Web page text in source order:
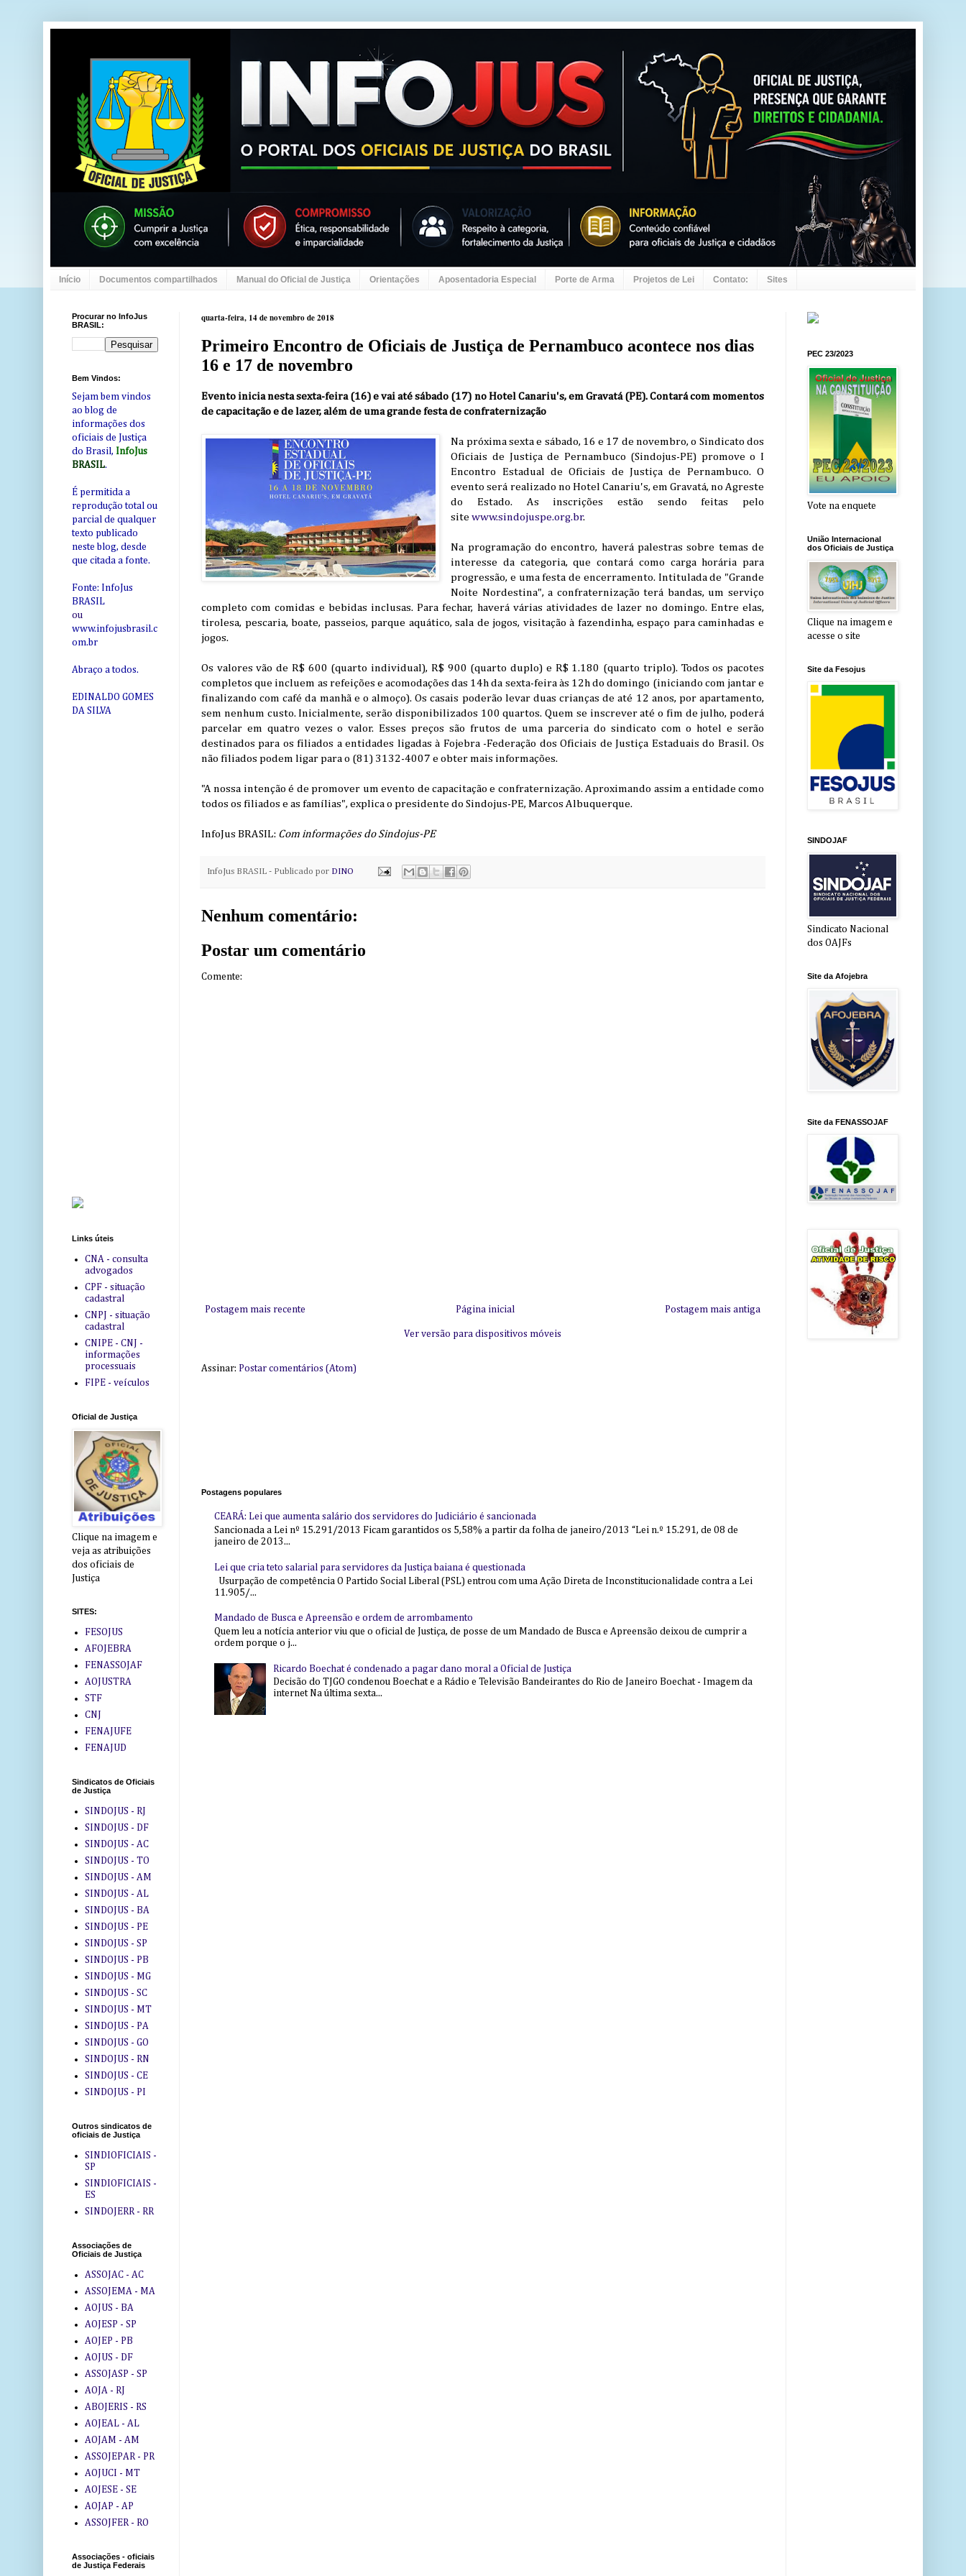
Início Documentos compartilhados Manual do Oficial de Justiça Orientações Aposentadoria Especial Porte de Arma Projetos de Lei Contato: Sites
quarta-feira, 14 de novembro de 2018
Primeiro Encontro de Oficiais de Justiça de Pernambuco acontece nos dias
16 e 17 de novembro
Evento inicia nesta sexta-feira (16) e vai até sábado (17) no Hotel Canariu's, em Gravatá (PE). Contará com momentos
de capacitação e de lazer, além de uma grande festa de confraternização
Na próxima sexta e sábado, 16 e 17 de novembro, o Sindicato dos
Oficiais de Justiça de Pernambuco (Sindojus-PE) promove o I
Encontro Estadual de Oficiais de Justiça de Pernambuco. O
evento será realizado no Hotel Canariu's, em Gravatá, no Agreste
do Estado. As inscrições estão sendo feitas pelo
sitewww.sindojuspe.org.br.
Na programação do encontro, haverá palestras sobre temas de
interesse da categoria, que contará como carga horária para
progressão, e uma festa de encerramento. Intitulada de "Grande
Noite Nordestina", a confraternização terá bandas, um serviço
completo com comidas e bebidas inclusas. Para fechar, haverá várias atividades de lazer no domingo. Entre elas,
tirolesa, pescaria, boate, passeios, parque aquático, sala de jogos, visitação à fazendinha, espaço para caminhadas e
jogos.
Os valores vão de R$ 600 (quarto individual), R$ 900 (quarto duplo) e R$ 1.180 (quarto triplo). Todos os pacotes
completos que incluem as refeições e acomodações das 14h da sexta-feira às 12h do domingo (iniciando com jantar e
finalizando com café da manhã e o almoço). Os casais poderão levar duas crianças de até 12 anos, por apartamento,
sem nenhum custo. Inicialmente, serão disponibilizados 100 quartos. Quem se inscrever até o fim de julho, poderá
parcelar em quatro vezes o valor. Esses preços são frutos de uma parceria do sindicato com o hotel e serão
destinados para os filiados a entidades ligadas à Fojebra -Federação dos Oficiais de Justiça Estaduais do Brasil. Os
não filiados podem ligar para o (81) 3132-4007 e obter mais informações.
"A nossa intenção é de promover um evento de capacitação e confraternização. Aproximando assim a entidade como
todos os filiados e as famílias", explica o presidente do Sindojus-PE, Marcos Albuquerque.
InfoJus BRASIL: Com informações do Sindojus-PE
InfoJus BRASIL - Publicado por DINO
Nenhum comentário:
Postar um comentário
Comente:
Postagem mais recente Postagem mais antiga
Página inicial
Ver versão para dispositivos móveis
Assinar: Postar comentários (Atom)
Postagens populares
CEARÁ: Lei que aumenta salário dos servidores do Judiciário é sancionada
Sancionada a Lei nº 15.291/2013 Ficam garantidos os 5,58% a partir da folha de janeiro/2013 “Lei n.º 15.291, de 08 de
janeiro de 2013...
Lei que cria teto salarial para servidores da Justiça baiana é questionada
Usurpação de competência O Partido Social Liberal (PSL) entrou com uma Ação Direta de Inconstitucionalidade contra a Lei
11.905/...
Mandado de Busca e Apreensão e ordem de arrombamento
Quem leu a notícia anterior viu que o oficial de Justiça, de posse de um Mandado de Busca e Apreensão deixou de cumprir a
ordem porque o j...
Ricardo Boechat é condenado a pagar dano moral a Oficial de Justiça
Decisão do TJGO condenou Boechat e a Rádio e Televisão Bandeirantes do Rio de Janeiro Boechat - Imagem da
internet Na última sexta...
Procurar no InfoJus
BRASIL:
Bem Vindos:
Sejam bem vindos
ao blog de
informações dos
oficiais de Justiça
do Brasil, InfoJus
BRASIL.
É permitida a
reprodução total ou
parcial de qualquer
texto publicado
neste blog, desde
que citada a fonte.
Fonte: InfoJus
BRASIL
ou
www.infojusbrasil.c
om.br
Abraço a todos.
EDINALDO GOMES
DA SILVA
Links úteis
CNA - consulta
advogados
CPF - situação
cadastral
CNPJ - situação
cadastral
CNIPE - CNJ -
informações
processuais
FIPE - veículos
Oficial de Justiça
Clique na imagem e
veja as atribuições
dos oficiais de
Justiça
SITES:
FESOJUS
AFOJEBRA
FENASSOJAF
AOJUSTRA
STF
CNJ
FENAJUFE
FENAJUD
Sindicatos de Oficiais
de Justiça
SINDOJUS - RJ
SINDOJUS - DF
SINDOJUS - AC
SINDOJUS - TO
SINDOJUS - AM
SINDOJUS - AL
SINDOJUS - BA
SINDOJUS - PE
SINDOJUS - SP
SINDOJUS - PB
SINDOJUS - MG
SINDOJUS - SC
SINDOJUS - MT
SINDOJUS - PA
SINDOJUS - GO
SINDOJUS - RN
SINDOJUS - CE
SINDOJUS - PI
Outros sindicatos de
oficiais de Justiça
SINDIOFICIAIS -
SP
SINDIOFICIAIS -
ES
SINDOJERR - RR
Associações de
Oficiais de Justiça
ASSOJAC - AC
ASSOJEMA - MA
AOJUS - BA
AOJESP - SP
AOJEP - PB
AOJUS - DF
ASSOJASP - SP
AOJA - RJ
ABOJERIS - RS
AOJEAL - AL
AOJAM - AM
ASSOJEPAR - PR
AOJUCI - MT
AOJESE - SE
AOJAP - AP
ASSOJFER - RO
Associações - oficiais
de Justiça Federais
PEC 23/2023
Vote na enquete
União Internacional
dos Oficiais de Justiça
Clique na imagem e
acesse o site
Site da Fesojus
SINDOJAF
Sindicato Nacional
dos OAJFs
Site da Afojebra
Site da FENASSOJAF